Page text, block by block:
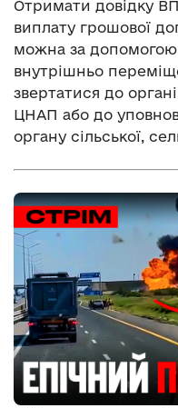
Отримати довідку
виплату грошової
можна за допомогою
внутрішньо
звертатися до
ЦНАП або до
органу сільської,